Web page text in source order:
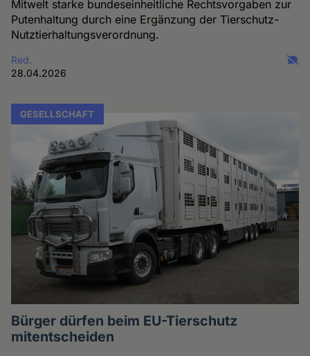
Mitwelt starke bundeseinheitliche Rechtsvorgaben zur
Putenhaltung durch eine Ergänzung der Tierschutz-
Nutztierhaltungsverordnung.
Red.
28.04.2026
GESELLSCHAFT
Bürger dürfen beim EU-Tierschutz
mitentscheiden